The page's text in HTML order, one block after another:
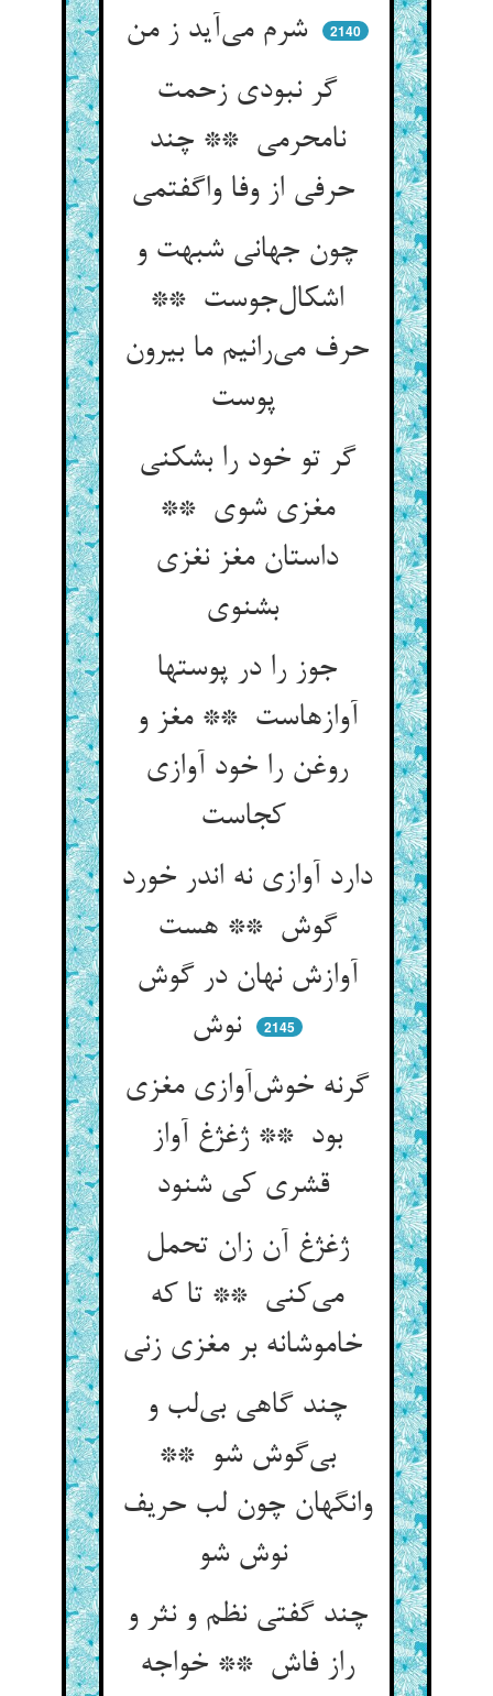
شرم می‌آید ز من
2140
گر نبودی زحمت
نامحرمی ** چند
حرفی از وفا واگفتمی
چون جهانی شبهت و
اشکال‌جوست **
حرف می‌رانیم ما بیرون
پوست
گر تو خود را بشکنی
مغزی شوی **
داستان مغز نغزی
بشنوی
جوز را در پوستها
آوازهاست ** مغز و
روغن را خود آوازی
کجاست
دارد آوازی نه اندر خورد
گوش ** هست
آوازش نهان در گوش
نوش
2145
گرنه خوش‌آوازی مغزی
بود ** ژغژغ آواز
قشری کی شنود
ژغژغ آن زان تحمل
می‌کنی ** تا که
چند گاهی بی‌لب و
بی‌گوش شو **
وانگهان چون لب حریف
نوش شو
چند گفتی نظم و نثر و
راز فاش ** خواجه